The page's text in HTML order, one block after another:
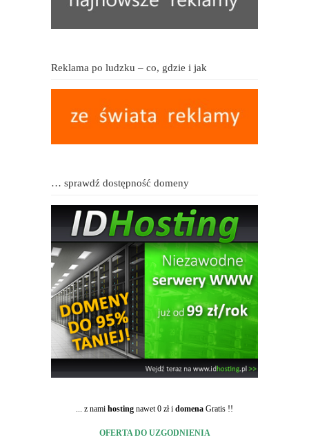
Reklama po ludzku – co, gdzie i jak
… sprawdź dostępność domeny
... z nami hosting nawet 0 zł i domena Gratis !!
OFERTA DO UZGODNIENIA